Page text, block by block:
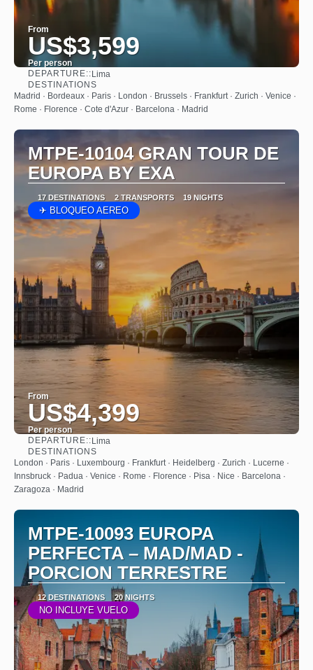
From
US$3,599
Per person
DEPARTURE::Lima
DESTINATIONS
Madrid · Bordeaux · Paris · London · Brussels · Frankfurt · Zurich · Venice ·
Rome · Florence · Cote d'Azur · Barcelona · Madrid
MTPE-10104 GRAN TOUR DE
EUROPA BY EXA
17 DESTINATIONS 2 TRANSPORTS 19 NIGHTS
✈ BLOQUEO AEREO
From
US$4,399
Per person
DEPARTURE::Lima
DESTINATIONS
London · Paris · Luxembourg · Frankfurt · Heidelberg · Zurich · Lucerne ·
Innsbruck · Padua · Venice · Rome · Florence · Pisa · Nice · Barcelona ·
Zaragoza · Madrid
MTPE-10093 EUROPA
PERFECTA – MAD/MAD -
PORCION TERRESTRE
12 DESTINATIONS 20 NIGHTS
NO INCLUYE VUELO